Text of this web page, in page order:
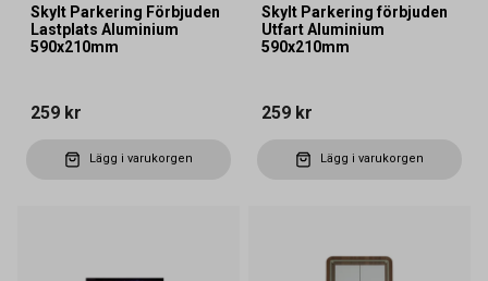
Skylt Parkering Förbjuden
Lastplats Aluminium
590x210mm
259 kr
Lägg i varukorgen
Skylt Parkering förbjuden
Utfart Aluminium
590x210mm
259 kr
Lägg i varukorgen